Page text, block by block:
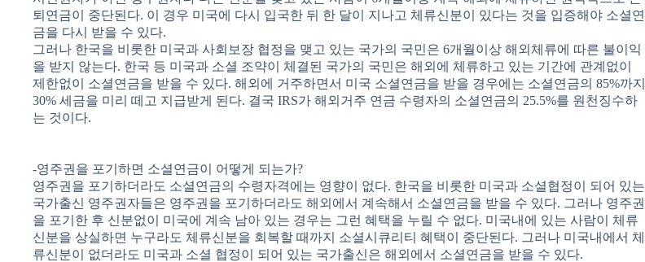
퇴연금이 중단된다. 이 경우 미국에 다시 입국한 뒤 한 달이 지나고 체류신분이 있다는 것을 입증해야 소셜연
금을 다시 받을 수 있다.
그러나 한국을 비롯한 미국과 사회보장 협정을 맺고 있는 국가의 국민은 6개월이상 해외체류에 따른 불이익
을 받지 않는다. 한국 등 미국과 소셜 조약이 체결된 국가의 국민은 해외에 체류하고 있는 기간에 관계없이
제한없이 소셜연금을 받을 수 있다. 해외에 거주하면서 미국 소셜연금을 받을 경우에는 소셜연금의 85%까지
30% 세금을 미리 떼고 지급받게 된다. 결국 IRS가 해외거주 연금 수령자의 소셜연금의 25.5%를 원천징수하
는 것이다.
-영주권을 포기하면 소셜연금이 어떻게 되는가?
영주권을 포기하더라도 소셜연금의 수령자격에는 영향이 없다. 한국을 비롯한 미국과 소셜협정이 되어 있는
국가출신 영주권자들은 영주권을 포기하더라도 해외에서 계속해서 소셜연금을 받을 수 있다. 그러나 영주권
을 포기한 후 신분없이 미국에 계속 남아 있는 경우는 그런 혜택을 누릴 수 없다. 미국내에 있는 사람이 체류
신분을 상실하면 누구라도 체류신분을 회복할 때까지 소셜시큐리티 혜택이 중단된다. 그러나 미국내에서 체
류신분이 없더라도 미국과 소셜 협정이 되어 있는 국가출신은 해외에서 소셜연금을 받을 수 있다.